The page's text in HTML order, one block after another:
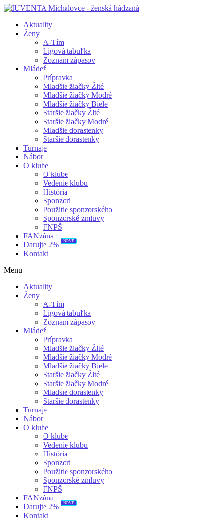
Aktuality
Ženy
A-Tím
Ligová tabuľka
Zoznam zápasov
Mládež
Prípravka
Mladšie žiačky Žlté
Mladšie žiačky Modré
Mladšie žiačky Biele
Staršie žiačky Žlté
Staršie žiačky Modré
Mladšie dorastenky
Staršie dorastenky
Turnaje
Nábor
O klube
O klube
Vedenie klubu
História
Sponzori
Použitie sponzorského
Sponzorské zmluvy
FNPŠ
FANzóna
Darujte 2%
NOVÉ
Kontakt
Menu
Aktuality
Ženy
A-Tím
Ligová tabuľka
Zoznam zápasov
Mládež
Prípravka
Mladšie žiačky Žlté
Mladšie žiačky Modré
Mladšie žiačky Biele
Staršie žiačky Žlté
Staršie žiačky Modré
Mladšie dorastenky
Staršie dorastenky
Turnaje
Nábor
O klube
O klube
Vedenie klubu
História
Sponzori
Použitie sponzorského
Sponzorské zmluvy
FNPŠ
FANzóna
Darujte 2%
NOVÉ
Kontakt